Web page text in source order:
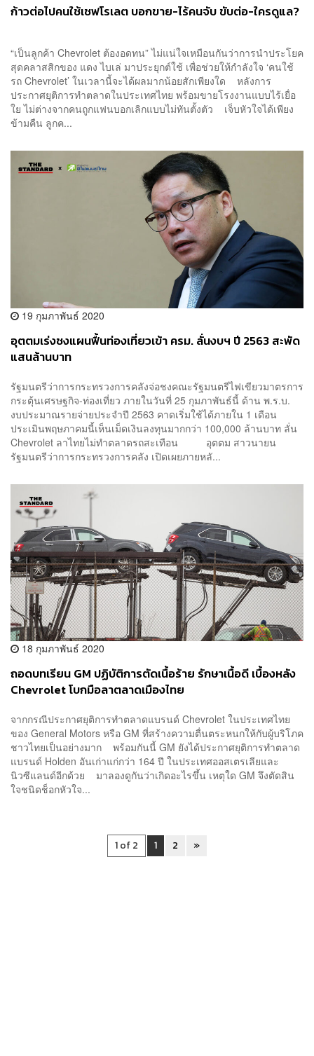
ก้าวต่อไปคนใช้เชฟโรเลต บอกขาย-ไร้คนจับ ขับต่อ-ใครดูแล?
“เป็นลูกค้า Chevrolet ต้องอดทน” ไม่แน่ใจเหมือนกันว่าการนำประโยค
สุดคลาสสิกของ แดง ไบเล่ มาประยุกต์ใช้ เพื่อช่วยให้กำลังใจ ‘คนใช้
รถ Chevrolet’ ในเวลานี้จะได้ผลมากน้อยสักเพียงใด หลังการ
ประกาศยุติการทำตลาดในประเทศไทย พร้อมขายโรงงานแบบไร้เยื่อ
ใย ไม่ต่างจากคนถูกแฟนบอกเลิกแบบไม่ทันตั้งตัว เจ็บหัวใจได้เพียง
ข้ามคืน ลูกค...
19 กุมภาพันธ์ 2020
อุตตมเร่งชงแผนฟื้นท่องเที่ยวเข้า ครม. ลั่นงบฯ ปี 2563 สะพัด
แสนล้านบาท
รัฐมนตรีว่าการกระทรวงการคลังจ่อชงคณะรัฐมนตรีไฟเขียวมาตรการ
กระตุ้นเศรษฐกิจ-ท่องเที่ยว ภายในวันที่ 25 กุมภาพันธ์นี้ ด้าน พ.ร.บ.
งบประมาณรายจ่ายประจำปี 2563 คาดเริ่มใช้ได้ภายใน 1 เดือน
ประเมินพฤษภาคมนี้เห็นเม็ดเงินลงทุนมากกว่า 100,000 ล้านบาท ลั่น
Chevrolet ลาไทยไม่ทำตลาดรถสะเทือน อุตตม สาวนายน
รัฐมนตรีว่าการกระทรวงการคลัง เปิดเผยภายหลั...
18 กุมภาพันธ์ 2020
ถอดบทเรียน GM ปฏิบัติการตัดเนื้อร้าย รักษาเนื้อดี เบื้องหลัง
Chevrolet โบกมือลาตลาดเมืองไทย
จากกรณีประกาศยุติการทำตลาดแบรนด์ Chevrolet ในประเทศไทย
ของ General Motors หรือ GM ที่สร้างความตื่นตระหนกให้กับผู้บริโภค
ชาวไทยเป็นอย่างมาก พร้อมกันนี้ GM ยังได้ประกาศยุติการทำตลาด
แบรนด์ Holden อันเก่าแก่กว่า 164 ปี ในประเทศออสเตรเลียและ
นิวซีแลนด์อีกด้วย มาลองดูกันว่าเกิดอะไรขึ้น เหตุใด GM จึงตัดสิน
ใจชนิดช็อกหัวใจ...
1 of 2 1 2 »